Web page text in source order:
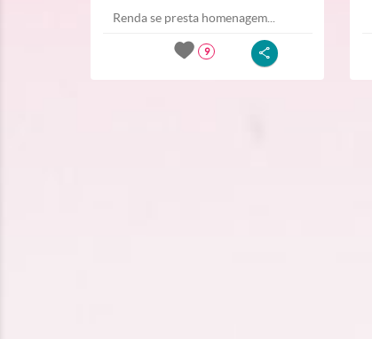
Renda se presta homenagem...
9